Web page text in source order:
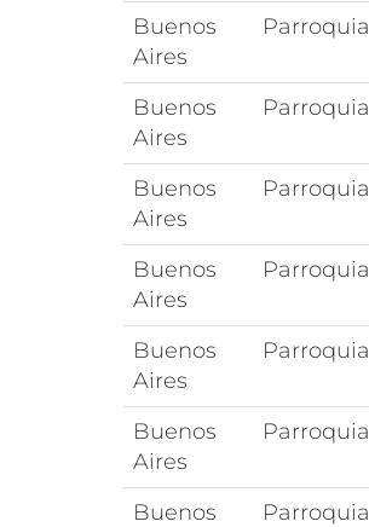
Buenos
Aires
Parroquia
Buenos
Aires
Parroquia
Buenos
Aires
Parroquia
Buenos
Aires
Parroquia
Buenos
Aires
Parroquia
Buenos
Aires
Parroquia
Buenos
Parroquia